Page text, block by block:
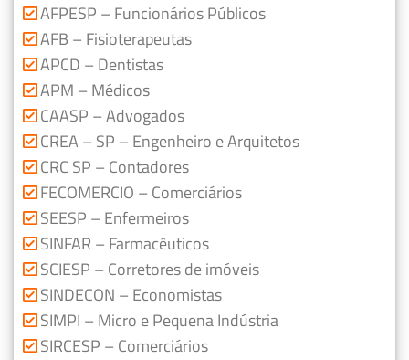
AFPESP – Funcionários Públicos
AFB – Fisioterapeutas
APCD – Dentistas
APM – Médicos
CAASP – Advogados
CREA – SP – Engenheiro e Arquitetos
CRC SP – Contadores
FECOMERCIO – Comerciários
SEESP – Enfermeiros
SINFAR – Farmacêuticos
SCIESP – Corretores de imóveis
SINDECON – Economistas
SIMPI – Micro e Pequena Indústria
SIRCESP – Comerciários